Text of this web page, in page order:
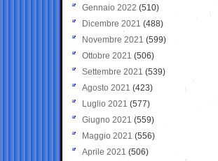
Gennaio 2022 (510)
Dicembre 2021 (488)
Novembre 2021 (599)
Ottobre 2021 (506)
Settembre 2021 (539)
Agosto 2021 (423)
Luglio 2021 (577)
Giugno 2021(559)
Maggio 2021 (556)
Aprile 2021 (506)